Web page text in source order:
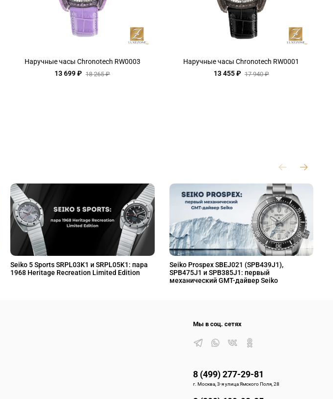
Наручные часы Chronotech RW0003
13 699 ₽ 18 265 ₽
Наручные часы Chronotech RW0001
13 455 ₽ 17 940 ₽
Seiko 5 Sports SRPL03K1 и SRPL05K1: пара
1968 Heritage Recreation Limited Edition
Seiko Prospex SBEJ021 (SPB439J1),
SPB475J1 и SPB385J1: первый
механический GMT-дайвер Seiko
Мы в соц. сетях
8 (499) 277-29-81
г. Москва, 3-я улица Ямского Поля, 28